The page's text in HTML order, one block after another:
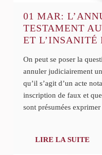
01 MAR:
TESTAMENT
ET L’INSANITÉ
On peut se poser la
annuler judiciairement
qu’il s’agit d’un acte
inscription de faux et
sont présumées
LIRE LA SUITE